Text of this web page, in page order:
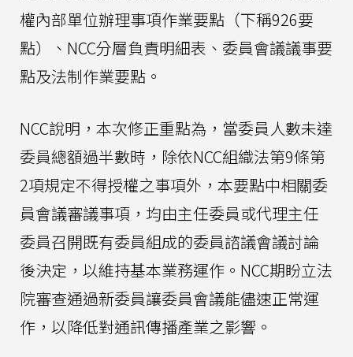
權內部單位辦理事項作業要點（下稱926要
點）、NCC分層負責明細表、委員會議議事要
點及法制作業要點。
NCC說明，本次修正重點為，當委員人數未達
委員總額過半數時，除依NCC組織法第9條第
2項規定不得授權之事項外，本要點中相關委
員會議審議事項，均由主任委員或代理主任
委員召開既有委員組成的委員諮議會議討論
後決定，以維持基本業務運作。NCC期盼立法
院審查通過新委員讓委員會議能儘速正常運
作，以降低對通訊傳播產業之影響。